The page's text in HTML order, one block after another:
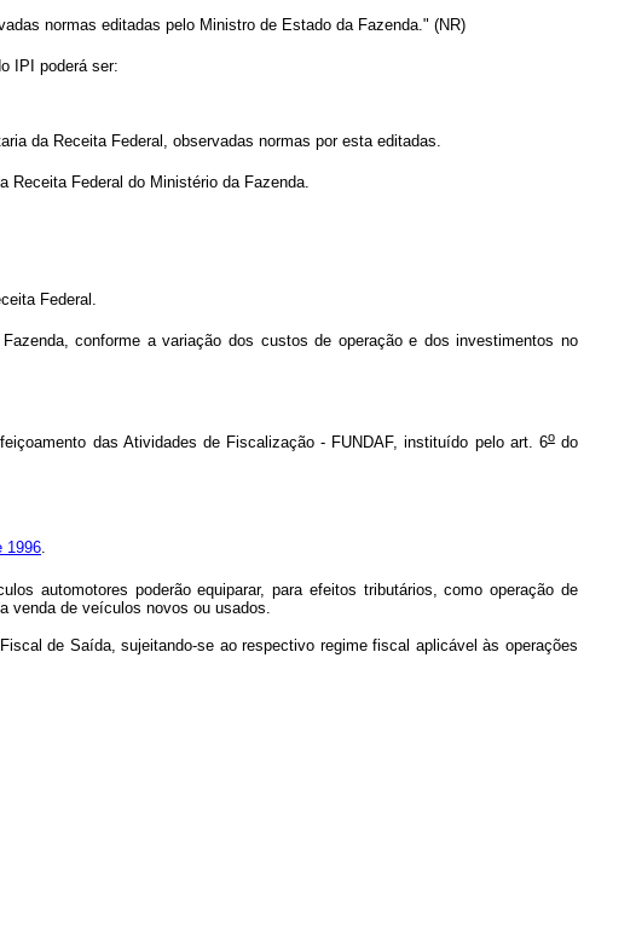
normas editadas pelo Ministro de Estado da Fazenda." (NR)
IPI poderá ser:
da Receita Federal, observadas normas por esta editadas.
Receita Federal do Ministério da Fazenda.
Federal.
conforme a variação dos custos de operação e dos investimentos no
das Atividades de Fiscalização - FUNDAF, instituído pelo art. 6odo
1996.
automotores poderão equiparar, para efeitos tributários, como operação de
venda de veículos novos ou usados.
de Saída, sujeitando-se ao respectivo regime fiscal aplicável às operações